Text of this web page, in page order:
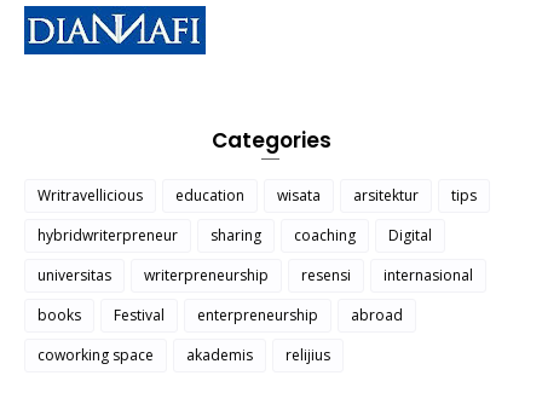
Categories
Writravellicious education wisata arsitektur
tips
hybridwriterpreneur
sharing coaching
Digital
universitas
writerpreneurship resensi
internasional
books
Festival enterpreneurship
abroad
coworking space
akademis relijius